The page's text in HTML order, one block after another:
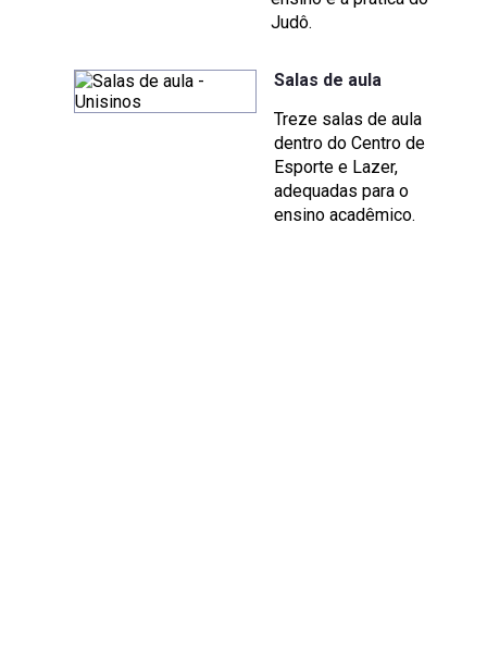
Judô.
Salas de aula
Treze salas de aula
dentro do Centro de
Esporte e Lazer,
adequadas para o
ensino acadêmico.